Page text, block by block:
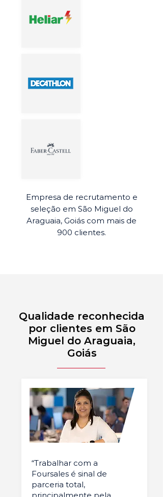
Empresa de recrutamento e
seleção em São Miguel do
Araguaia, Goiás com mais de
900 clientes.
Qualidade reconhecida
por clientes em São
Miguel do Araguaia,
Goiás
“Trabalhar com a
Foursales é sinal de
parceria total,